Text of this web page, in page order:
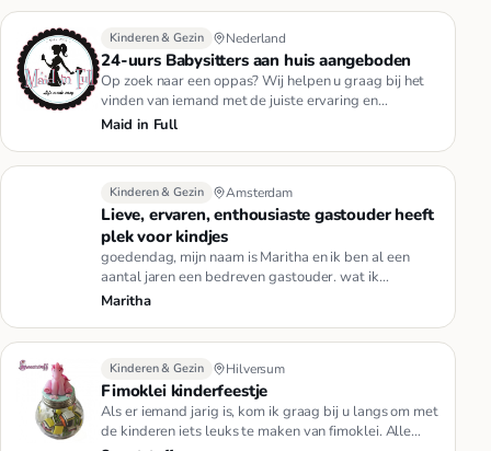
Kinderen & Gezin Nederland
24-uurs Babysitters aan huis aangeboden
Op zoek naar een oppas? Wij helpen u graag bij het
vinden van iemand met de juiste ervaring en
competenties.Wij bieden o…
Maid in Full
Kinderen & Gezin Amsterdam
Lieve, ervaren, enthousiaste gastouder heeft
plek voor kindjes
goedendag, mijn naam is Maritha en ik ben al een
aantal jaren een bedreven gastouder. wat ik
belangrijk vind in de opvan…
Maritha
Kinderen & Gezin Hilversum
Fimoklei kinderfeestje
Als er iemand jarig is, kom ik graag bij u langs om met
de kinderen iets leuks te maken van fimoklei. Alle